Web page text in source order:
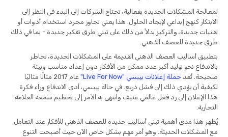
لمعالجة المشكلات الجديدة بفعالية، تحتاج الشركات إلى البدء في النظر إلى
الابتكار كنهج إبداعي لإيجاد الحلول. هذا يعني تجاوز مجرد استخدام أدوات أو
تقنيات جديدة، والتركيز بدلاً من ذلك على تبني طرق تفكير جديدة - بما في ذلك
طرق جديدة للعصف الذهني.
بتطبيق أساليب العصف الذهني القديمة على المشكلات الجديدة، تخاطر
بالاندفاع نحو توليد أكبر عدد ممكن من الأفكار دون إعداد مناسب وبيئة
صحيحة. تُعد حملة إعلانات بيبسي "Live For Now"
عام 2017 مثالًا مثاليًا
لكيفية أن يؤدي ذلك إلى فشل ذريع. في حالة بيبسي، أدى الاندفاع وراء فكرة
هذا الإعلان إلى رد فعل عالمي عنيف وانتهى به الأمر إلى تحطيم سمعة العلامة
التجارية.
يُظهر هذا مدى أهمية تبني أساليب جديدة للعصف الذهني للأفكار عند التعامل
مع المشكلات الحديثة. وهو أمر مهم بشكل خاص الآن حيث أصبحت التنوع